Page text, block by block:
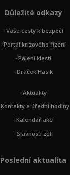
Důležité odkazy
Vaše cesty k bezpečí
Portál krizového řízení
Pálení klestí
Dráček Hasík
Aktuality
Kontakty a úřední hodiny
Kalendář akcí
Slavnosti zelí
Poslední aktualita